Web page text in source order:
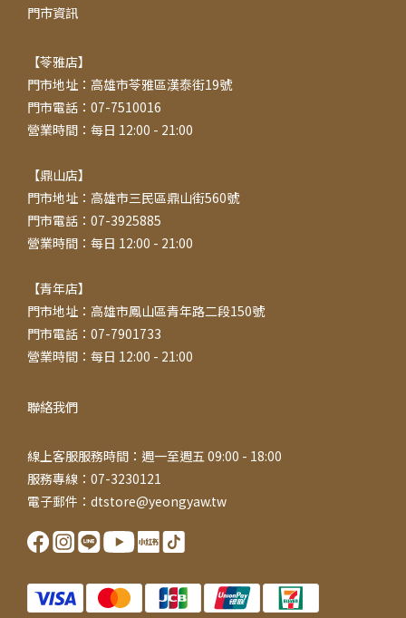
門市資訊
【苓雅店】
門市地址：高雄市苓雅區漢泰街19號
門市電話：07-7510016
營業時間：每日 12:00 - 21:00
【鼎山店】
門市地址：高雄市三民區鼎山街560號
門市電話：07-3925885
營業時間：每日 12:00 - 21:00
【青年店】
門市地址：高雄市鳳山區青年路二段150號
門市電話：07-7901733
營業時間：每日 12:00 - 21:00
聯絡我們
線上客服服務時間：週一至週五 09:00 - 18:00
服務專線：07-3230121
電子郵件：dtstore@yeongyaw.tw